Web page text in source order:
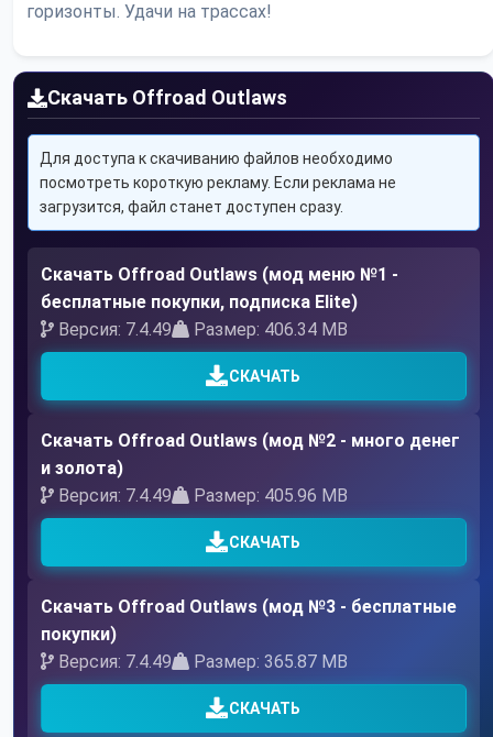
горизонты. Удачи на трассах!
Скачать Offroad Outlaws
Для доступа к скачиванию файлов необходимо
посмотреть короткую рекламу. Если реклама не
загрузится, файл станет доступен сразу.
Скачать Offroad Outlaws (мод меню №1 -
бесплатные покупки, подписка Elite)
Версия: 7.4.49
Размер: 406.34 MB
СКАЧАТЬ
Скачать Offroad Outlaws (мод №2 - много денег
и золота)
Версия: 7.4.49
Размер: 405.96 MB
СКАЧАТЬ
Скачать Offroad Outlaws (мод №3 - бесплатные
покупки)
Версия: 7.4.49
Размер: 365.87 MB
СКАЧАТЬ